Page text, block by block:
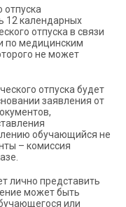
отпуска
12 календарных
отпуска в связи
по медицинским
не может
отпуска будет
заявления от
обучающийся не
– комиссия
лично представить
может быть
или